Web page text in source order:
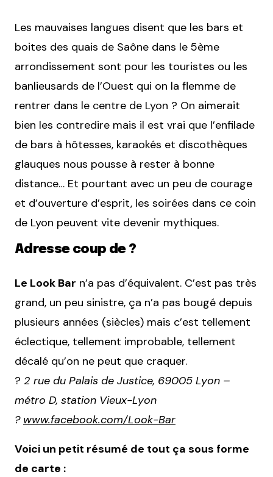
Les mauvaises langues disent que les bars et
boites des quais de Saône dans le 5ème
arrondissement sont pour les touristes ou les
banlieusards de l’Ouest qui on la flemme de
rentrer dans le centre de Lyon ? On aimerait
bien les contredire mais il est vrai que l’enfilade
de bars à hôtesses, karaokés et discothèques
glauques nous pousse à rester à bonne
distance… Et pourtant avec un peu de courage
et d’ouverture d’esprit, les soirées dans ce coin
de Lyon peuvent vite devenir mythiques.
Adresse coup de ?
Le Look Bar n’a pas d’équivalent. C’est pas très
grand, un peu sinistre, ça n’a pas bougé depuis
plusieurs années (siècles) mais c’est tellement
éclectique, tellement improbable, tellement
décalé qu’on ne peut que craquer.
? 2 rue du Palais de Justice, 69005 Lyon –
métro D, station Vieux-Lyon
? www.facebook.com/Look-Bar
Voici un petit résumé de tout ça sous forme
de carte :